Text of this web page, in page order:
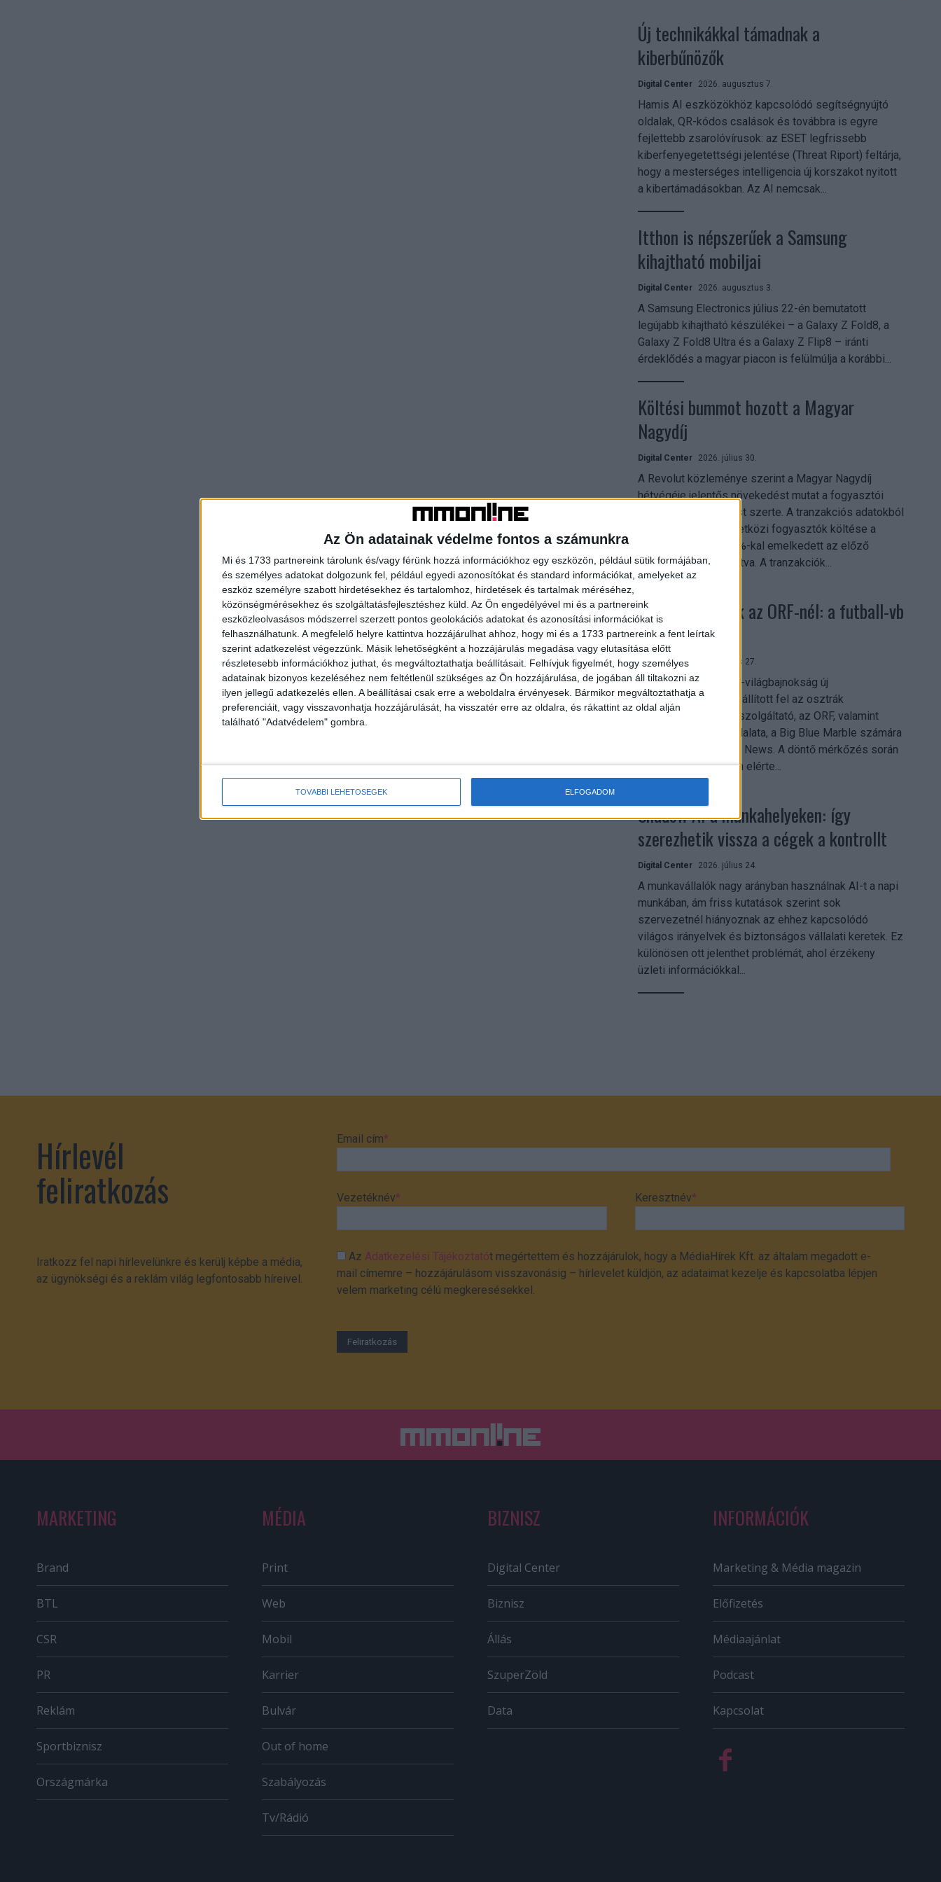
Az Ön adatainak védelme fontos a számunkra
Mi és 1733 partnereink tárolunk és/vagy férünk hozzá információkhoz egy eszközön, például sütik formájában,
és személyes adatokat dolgozunk fel, például egyedi azonosítókat és standard információkat, amelyeket az
eszköz személyre szabott hirdetésekhez és tartalomhoz, hirdetések és tartalmak méréséhez,
közönségmérésekhez és szolgáltatásfejlesztéshez küld. Az Ön engedélyével mi és a partnereink
eszközleolvasásos módszerrel szerzett pontos geolokációs adatokat és azonosítási információkat is
felhasználhatunk. A megfelelő helyre kattintva hozzájárulhat ahhoz, hogy mi és a 1733 partnereink a fent leírtak
szerint adatkezelést végezzünk. Másik lehetőségként a hozzájárulás megadása vagy elutasítása előtt
részletesebb információkhoz juthat, és megváltoztathatja beállításait. Felhívjuk figyelmét, hogy személyes
adatainak bizonyos kezeléséhez nem feltétlenül szükséges az Ön hozzájárulása, de jogában áll tiltakozni az
ilyen jellegű adatkezelés ellen. A beállításai csak erre a weboldalra érvényesek. Bármikor megváltoztathatja a
preferenciáit, vagy visszavonhatja hozzájárulását, ha visszatér erre az oldalra, és rákattint az oldal alján
található "Adatvédelem" gombra.
TOVÁBBI LEHETŐSÉGEK ELFOGADOM
Új technikákkal támadnak a
kiberbűnözők
Digital Center 2026. augusztus 7.
Hamis AI eszközökhöz kapcsolódó segítségnyújtó
oldalak, QR-kódos csalások és továbbra is egyre
fejlettebb zsarolóvírusok: az ESET legfrissebb
kiberfenyegetettségi jelentése (Threat Riport) feltárja,
hogy a mesterséges intelligencia új korszakot nyitott
a kibertámadásokban. Az AI nemcsak...
Itthon is népszerűek a Samsung
kihajtható mobiljai
Digital Center 2026. augusztus 3.
A Samsung Electronics július 22-én bemutatott
legújabb kihajtható készülékei – a Galaxy Z Fold8, a
Galaxy Z Fold8 Ultra és a Galaxy Z Flip8 – iránti
érdeklődés a magyar piacon is felülmúlja a korábbi...
Költési bummot hozott a Magyar
Nagydíj
Digital Center 2026. július 30.
A Revolut közleménye szerint a Magyar Nagydíj
hétvégéje jelentős növekedést mutat a fogyasztói
aktivitásban Budapest szerte. A tranzakciós adatokból
kiderül, hogy a nemzetközi fogyasztók költése a
versenyhétvégén 26%-kal emelkedett az előző
hétvégéhez viszonyítva. A tranzakciók...
Rekordok dőltek az ORF-nél: a futball-vb
mindent vitt
Digital Center 2026. július 27.
A 2026-os labdarúgó-világbajnokság új
streamingrekordokat állított fel az osztrák
közszolgálati műsorszolgáltató, az ORF, valamint
technológiai leányvállalata, a Big Blue Marble számára
– írja a Broadband TV News. A döntő mérkőzés során
az átlagos nézőszám elérte...
Shadow AI a munkahelyeken: így
szerezhetik vissza a cégek a kontrollt
Digital Center 2026. július 24.
A munkavállalók nagy arányban használnak AI-t a napi
munkában, ám friss kutatások szerint sok
szervezetnél hiányoznak az ehhez kapcsolódó
világos irányelvek és biztonságos vállalati keretek. Ez
különösen ott jelenthet problémát, ahol érzékeny
üzleti információkkal...
Hírlevél
feliratkozás
Iratkozz fel napi hírlevelünkre és kerülj képbe a média,
az ügynökségi és a reklám világ legfontosabb híreivel.
Email cím*
Vezetéknév* Keresztnév*
AzAdatkezelési Tájékoztatót megértettem és hozzájárulok, hogy a MédiaHírek Kft. az általam megadott e-
mail címemre – hozzájárulásom visszavonásig – hírlevelet küldjön, az adataimat kezelje és kapcsolatba lépjen
velem marketing célú megkeresésekkel.
MARKETING
Brand
BTL
CSR
PR
Reklám
Sportbiznisz
Országmárka
MÉDIA
Print
Web
Mobil
Karrier
Bulvár
Out of home
Szabályozás
Tv/Rádió
BIZNISZ
Digital Center
Biznisz
Állás
SzuperZöld
Data
INFORMÁCIÓK
Marketing & Média magazin
Előfizetés
Médiaajánlat
Podcast
Kapcsolat